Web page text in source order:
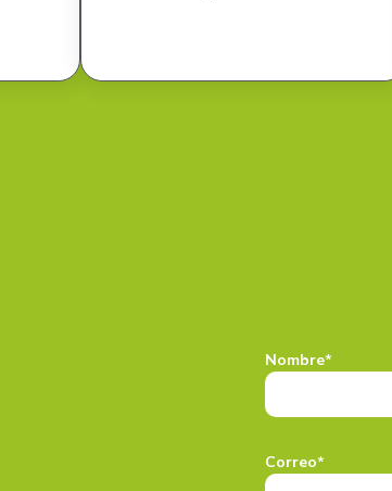
Nombre*
Correo*